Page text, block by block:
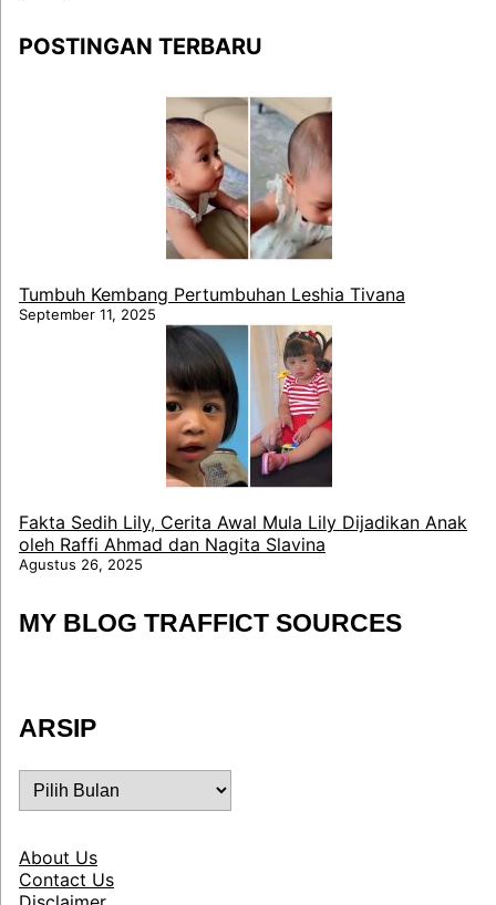
POSTINGAN TERBARU
Tumbuh Kembang Pertumbuhan Leshia Tivana
September 11, 2025
Fakta Sedih Lily, Cerita Awal Mula Lily Dijadikan Anak
oleh Raffi Ahmad dan Nagita Slavina
Agustus 26, 2025
MY BLOG TRAFFICT SOURCES
ARSIP
ARSIP
About Us
Contact Us